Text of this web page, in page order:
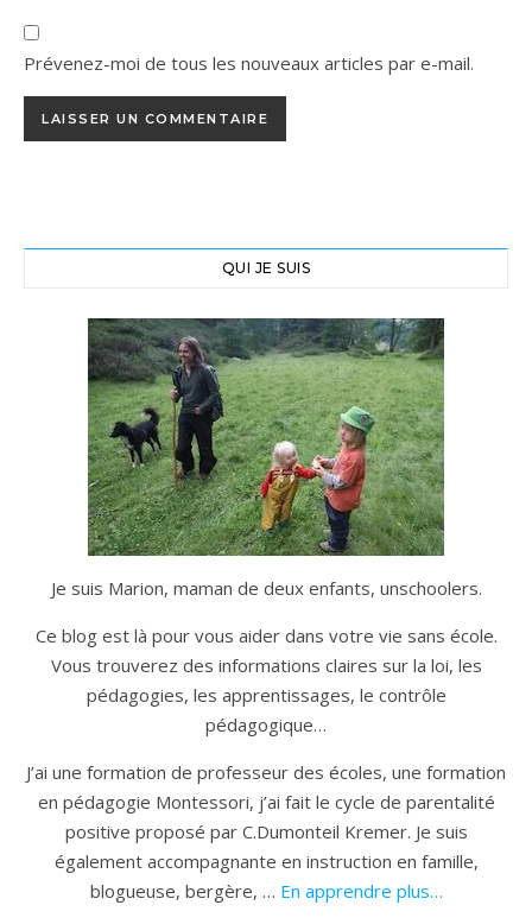
Prévenez-moi de tous les nouveaux articles par e-mail.
QUI JE SUIS
Je suis Marion, maman de deux enfants, unschoolers.
Ce blog est là pour vous aider dans votre vie sans école.
Vous trouverez des informations claires sur la loi, les
pédagogies, les apprentissages, le contrôle
pédagogique…
J’ai une formation de professeur des écoles, une formation
en pédagogie Montessori, j’ai fait le cycle de parentalité
positive proposé par C.Dumonteil Kremer. Je suis
également accompagnante en instruction en famille,
blogueuse, bergère, … En apprendre plus…